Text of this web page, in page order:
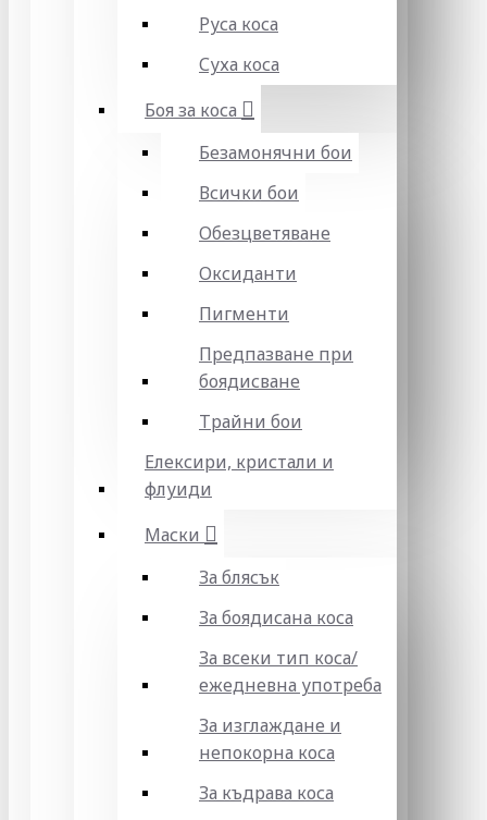
Руса коса
Суха коса
Боя за коса
Безамонячни бои
Всички бои
Обезцветяване
Оксиданти
Пигменти
Предпазване при
боядисване
Трайни бои
Елексири, кристали и
флуиди
Маски
За блясък
За боядисана коса
За всеки тип коса/
ежедневна употреба
За изглаждане и
непокорна коса
За къдрава коса